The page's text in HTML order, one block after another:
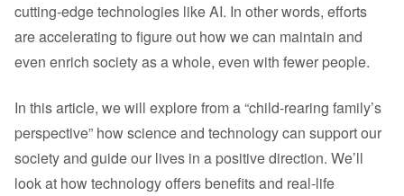
cutting-edge technologies like AI. In other words, efforts
are accelerating to figure out how we can maintain and
even enrich society as a whole, even with fewer people.
In this article, we will explore from a “child-rearing family’s
perspective” how science and technology can support our
society and guide our lives in a positive direction. We’ll
look at how technology offers benefits and real-life